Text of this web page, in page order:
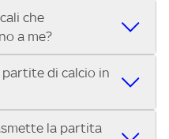
che
a me?
locale vicino a te per
la Serie C Sky Wifi, la
Europa League, la UEFA
1®, la MotoGP™ e
di calcio in
mostrano le partite
la partita